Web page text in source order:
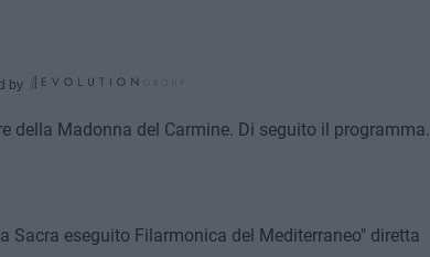
by
della Madonna del Carmine. Di seguito il programma.
Sacra eseguito Filarmonica del Mediterraneo" diretta